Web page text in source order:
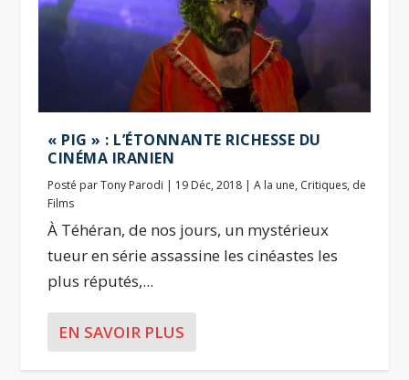
« PIG » : L’ÉTONNANTE RICHESSE DU
CINÉMA IRANIEN
Posté parTony Parodi | 19 Déc, 2018 |A la une, Critiques, de
Films
À Téhéran, de nos jours, un mystérieux
tueur en série assassine les cinéastes les
plus réputés,...
EN SAVOIR PLUS